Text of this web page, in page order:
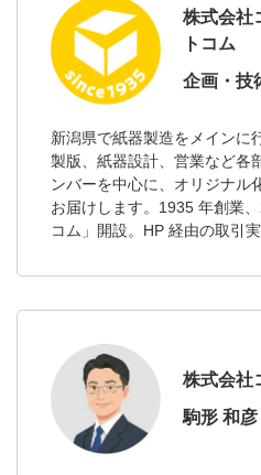
株式会社
トコム
企画・技
新潟県で紙器製造をメインに
製版、紙器設計、営業など各
ンバーを中心に、オリジナル
お届けします。1935 年創業
コム」開設。HP 経由の取引
株式会社
駒形 和彦